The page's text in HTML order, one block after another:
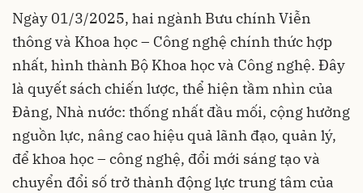
Ngày 01/3/2025, hai ngành Bưu chính Viễn
thông và Khoa học – Công nghệ chính thức hợp
nhất, hình thành Bộ Khoa học và Công nghệ. Đây
là quyết sách chiến lược, thể hiện tầm nhìn của
Đảng, Nhà nước: thống nhất đầu mối, cộng hưởng
nguồn lực, nâng cao hiệu quả lãnh đạo, quản lý,
để khoa học – công nghệ, đổi mới sáng tạo và
chuyển đổi số trở thành động lực trung tâm của